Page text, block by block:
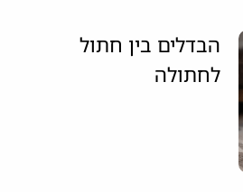
הבדלים בין חתול
לחתולה